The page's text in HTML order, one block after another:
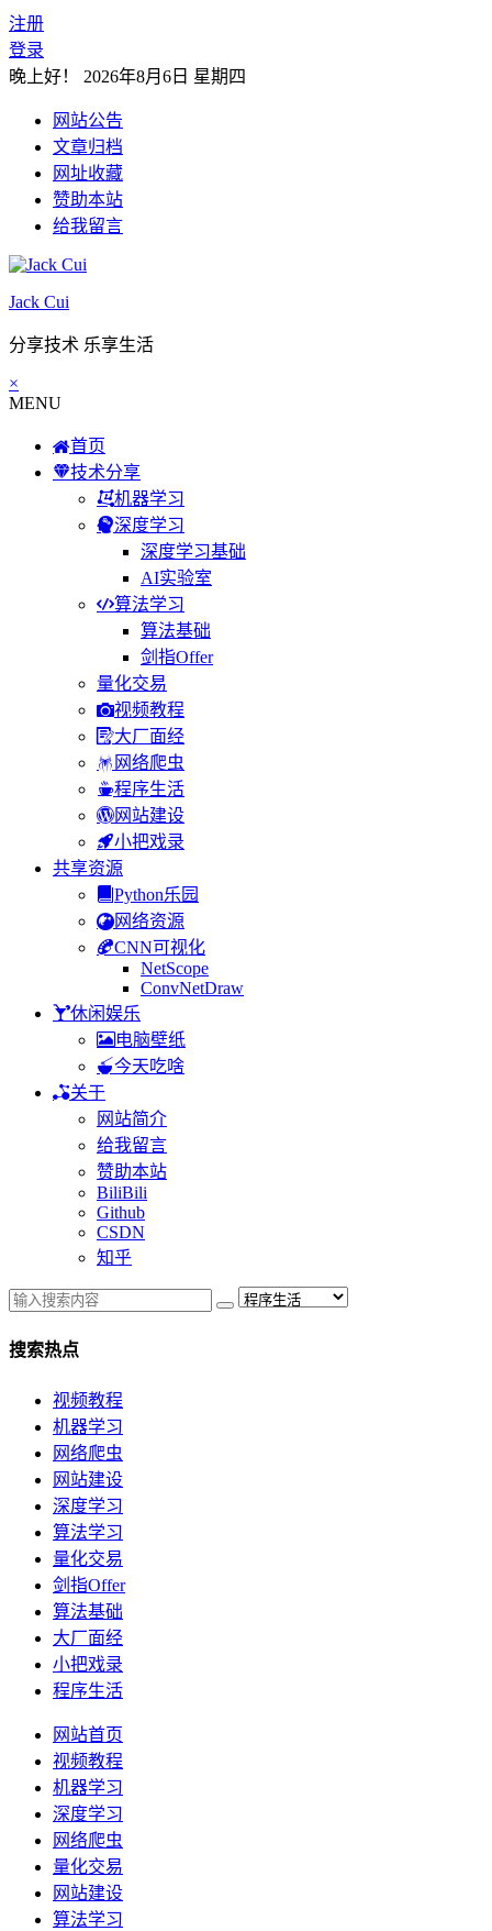
注册
登录
晚上好！ 2026年8月6日 星期四
网站公告
文章归档
网址收藏
赞助本站
给我留言
Jack Cui
分享技术 乐享生活
×
MENU
首页
技术分享
机器学习
深度学习
深度学习基础
AI实验室
算法学习
算法基础
剑指Offer
量化交易
视频教程
大厂面经
网络爬虫
程序生活
网站建设
小把戏录
共享资源
Python乐园
网络资源
CNN可视化
NetScope
ConvNetDraw
休闲娱乐
电脑壁纸
今天吃啥
关于
网站简介
给我留言
赞助本站
BiliBili
Github
CSDN
知乎
搜索热点
视频教程
机器学习
网络爬虫
网站建设
深度学习
算法学习
量化交易
剑指Offer
算法基础
大厂面经
小把戏录
程序生活
网站首页
视频教程
机器学习
深度学习
网络爬虫
量化交易
网站建设
算法学习